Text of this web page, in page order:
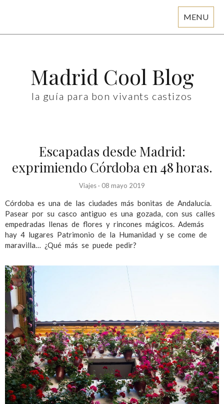
MENU
Madrid Cool Blog
la guía para bon vivants castizos
Escapadas desde Madrid:
exprimiendo Córdoba en 48 horas.
Viajes · 08 mayo 2019
Córdoba es una de las ciudades más bonitas de Andalucía.
Pasear por su casco antiguo es una gozada, con sus calles
empedradas llenas de flores y rincones mágicos. Además
hay 4 lugares Patrimonio de la Humanidad y se come de
maravilla… ¿Qué más se puede pedir?